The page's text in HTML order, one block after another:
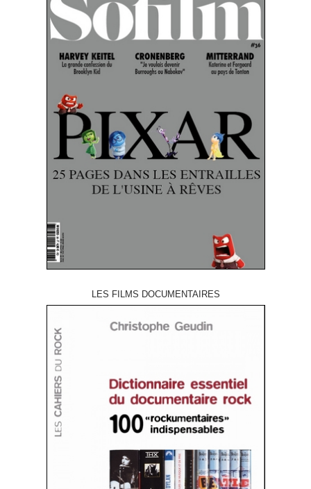
LES FILMS DOCUMENTAIRES